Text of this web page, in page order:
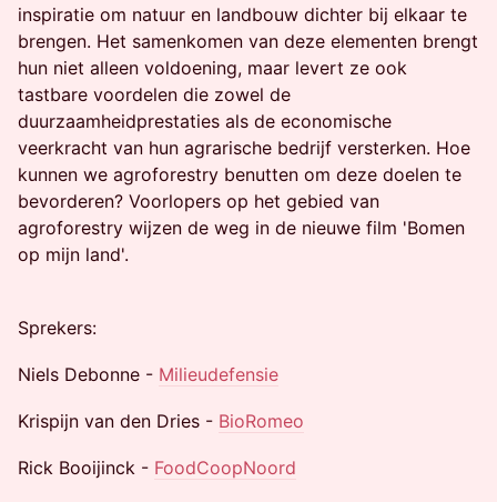
inspiratie om natuur en landbouw dichter bij elkaar te
brengen. Het samenkomen van deze elementen brengt
hun niet alleen voldoening, maar levert ze ook
tastbare voordelen die zowel de
duurzaamheidprestaties als de economische
veerkracht van hun agrarische bedrijf versterken. Hoe
kunnen we agroforestry benutten om deze doelen te
bevorderen? Voorlopers op het gebied van
agroforestry wijzen de weg in de nieuwe film 'Bomen
op mijn land'.
Sprekers:
Niels Debonne - Milieudefensie
Krispijn van den Dries - BioRomeo
Rick Booijinck - FoodCoopNoord